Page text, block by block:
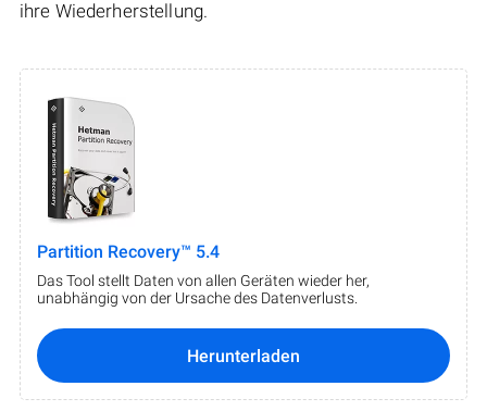
ihre Wiederherstellung.
Partition Recovery™ 5.4
Das Tool stellt Daten von allen Geräten wieder her,
unabhängig von der Ursache des Datenverlusts.
Herunterladen